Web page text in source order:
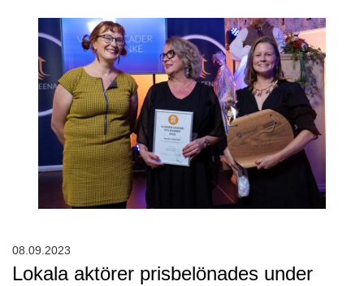
Lokala aktörer prisbelönades under
08.09.2023